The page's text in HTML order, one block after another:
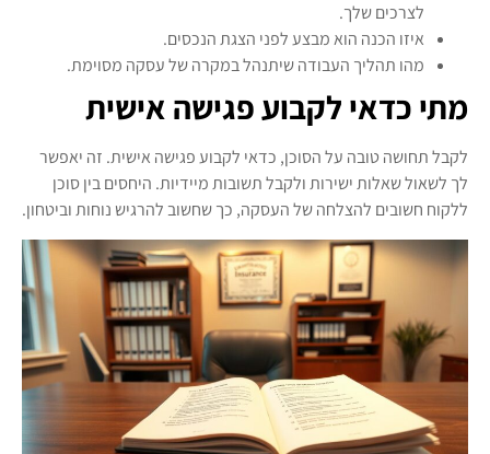
לצרכים שלך.
איזו הכנה הוא מבצע לפני הצגת הנכסים.
מהו תהליך העבודה שיתנהל במקרה של עסקה מסוימת.
מתי כדאי לקבוע פגישה אישית
לקבל תחושה טובה על הסוכן, כדאי לקבוע פגישה אישית. זה יאפשר
לך לשאול שאלות ישירות ולקבל תשובות מיידיות. היחסים בין סוכן
ללקוח חשובים להצלחה של העסקה, כך שחשוב להרגיש נוחות וביטחון.